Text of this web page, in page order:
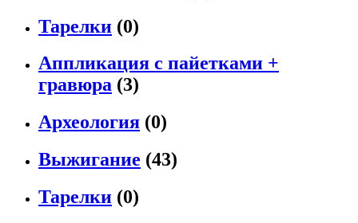
Тарелки (0)
Аппликация с пайетками +
гравюра (3)
Археология (0)
Выжигание (43)
Тарелки (0)